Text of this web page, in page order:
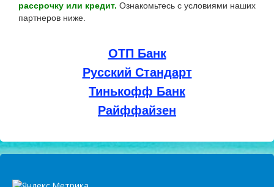
рассрочку или кредит. Ознакомьтесь с условиями наших
партнеров ниже.
ОТП Банк
Русский Стандарт
Тинькофф Банк
Райффайзен